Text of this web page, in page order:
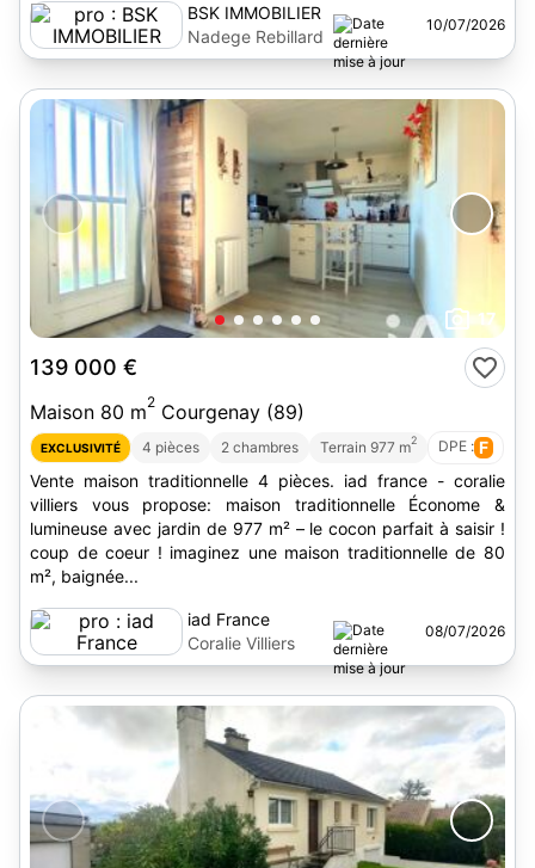
BSK IMMOBILIER
Nadege Rebillard
10/07/2026
17
139 000 €
Maison 80 m2 Courgenay (89)
EXCLUSIVITÉ 4 pièces 2 chambres Terrain 977 m2 DPE : F
Vente maison traditionnelle 4 pièces. iad france - coralie
villiers vous propose: maison traditionnelle Économe &
lumineuse avec jardin de 977 m² – le cocon parfait à saisir !
coup de coeur ! imaginez une maison traditionnelle de 80
m², baignée...
iad France
Coralie Villiers
08/07/2026